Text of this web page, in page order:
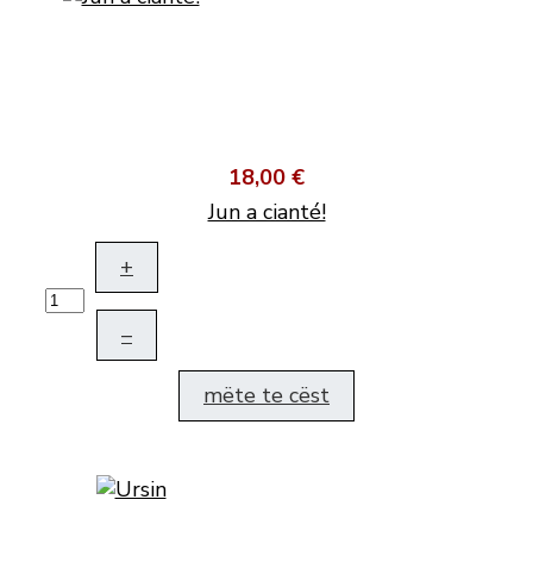
18,00 €
Jun a cianté!
+
–
mëte te cëst